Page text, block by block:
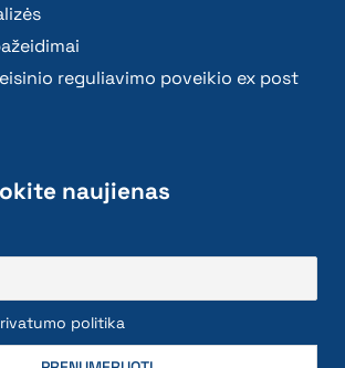
reguliavimo poveikio ex post
naujienas
politika